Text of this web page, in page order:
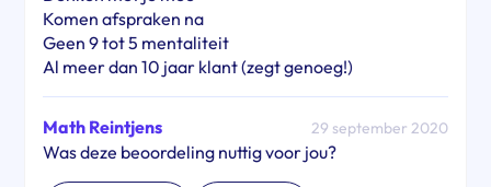
Komen afspraken na
Geen 9 tot 5 mentaliteit
Al meer dan 10 jaar klant (zegt genoeg!)
Math Reintjens 29 september 2020
Was deze beoordeling nuttig voor jou?